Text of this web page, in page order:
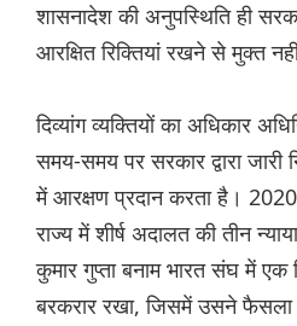
शासनादेश की अनुपस्थिति ही
आरक्षित रिक्तियां रखने से मुक्त
दिव्यांग व्यक्तियों का अधिकार
समय-समय पर सरकार द्वारा जारी
में आरक्षण प्रदान करता है। 2020
राज्य में शीर्ष अदालत की तीन
कुमार गुप्ता बनाम भारत संघ में
बरकरार रखा, जिसमें उसने फैसला